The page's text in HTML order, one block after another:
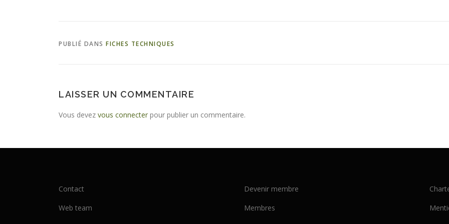
PUBLIÉ DANS FICHES TECHNIQUES
LAISSER UN COMMENTAIRE
Vous devez vous connecter pour publier un commentaire.
Contact
Web team
Devenir membre
Membres